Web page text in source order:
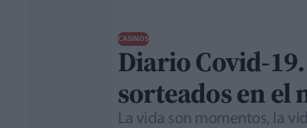
CASINOS
Diario Covid-
sorteados en el
La vida son momentos, la